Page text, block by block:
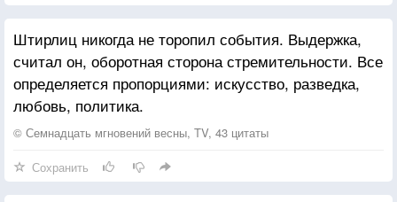
Штирлиц никогда не торопил события. Выдержка,
считал он, оборотная сторона стремительности. Все
определяется пропорциями: искусство, разведка,
любовь, политика.
© Семнадцать мгновений весны, TV, 43 цитаты
Сохранить